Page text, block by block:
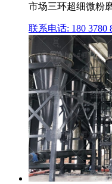
市场三环超细微粉
联系电话: 180 3780